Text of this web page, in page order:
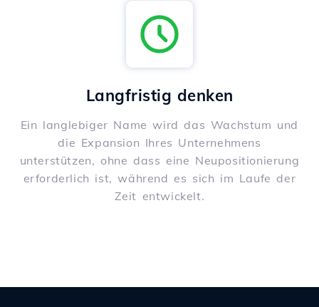
Langfristig denken
Ein langlebiger Name wird das Wachstum und
die Expansion Ihres Unternehmens
unterstützen, ohne dass eine Neupositionierung
erforderlich ist, während es sich im Laufe der
Zeit entwickelt.